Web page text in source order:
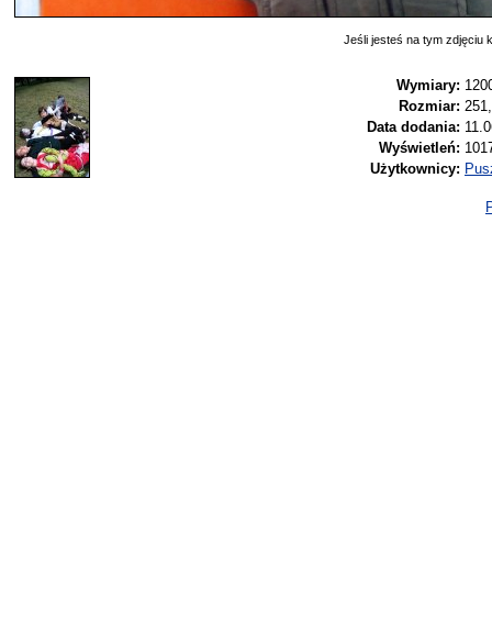
Jeśli jesteś na tym zdjęciu
Wymiary:
Rozmiar:
Data dodania:
Wyświetleń:
Użytkownicy: